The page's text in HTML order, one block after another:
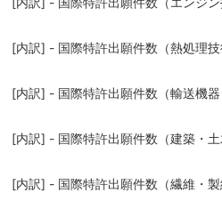
[内訳] - 国際特許出願件数（熱処理技
[内訳] - 国際特許出願件数（輸送機器
[内訳] - 国際特許出願件数（建築・土
[内訳] - 国際特許出願件数（繊維・製